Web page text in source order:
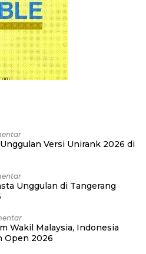
Versi Unirank 2026 di
Unggulan di Tangerang
Wakil Malaysia, Indonesia
Open 2026